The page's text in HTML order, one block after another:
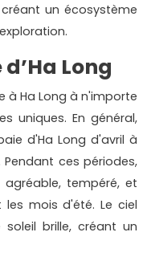
un écosystème
Long
à Ha Long à n'importe
uniques. En général,
d'Ha Long d'avril à
ces périodes,
tempéré, et
mois d'été. Le ciel
brille, créant un